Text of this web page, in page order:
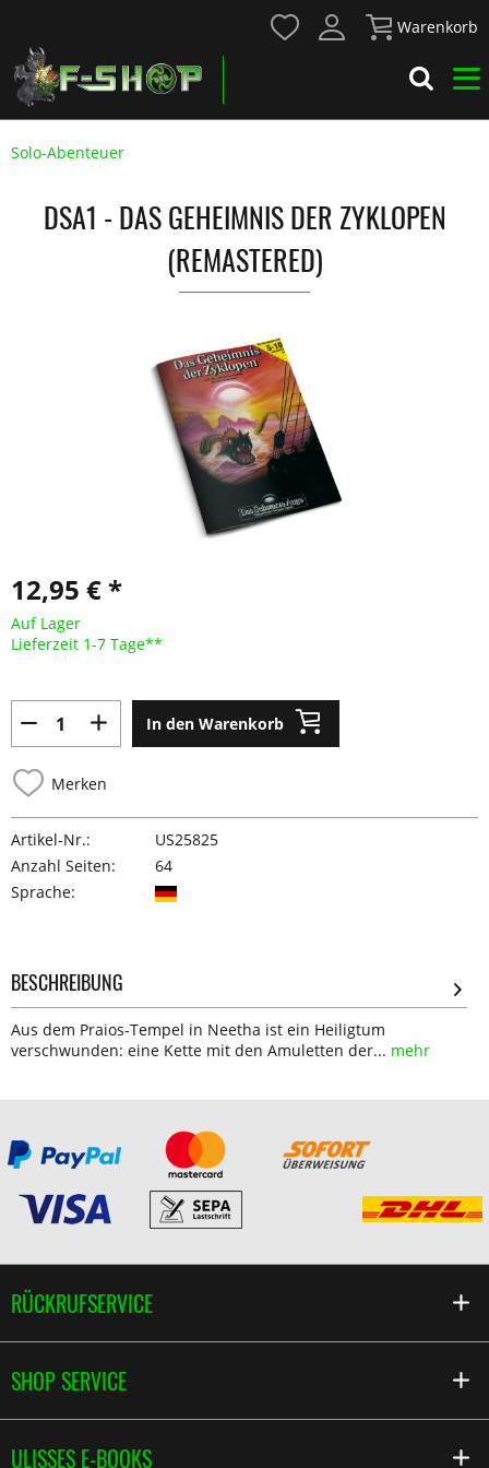
Warenkorb
Solo-Abenteuer
DSA1 - DAS GEHEIMNIS DER ZYKLOPEN
(REMASTERED)
12,95 € *
Auf Lager
Lieferzeit 1-7 Tage**
In den Warenkorb
Merken
Artikel-Nr.:
US25825
Anzahl Seiten:
64
Sprache:
BESCHREIBUNG
Aus dem Praios-Tempel in Neetha ist ein Heiligtum
verschwunden: eine Kette mit den Amuletten der... mehr
RÜCKRUFSERVICE
SHOP SERVICE
ULISSES E-BOOKS